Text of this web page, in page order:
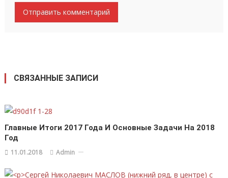
СВЯЗАННЫЕ ЗАПИСИ
Главные Итоги 2017 Года И Основные Задачи На 2018
Год
11.01.2018 Admin